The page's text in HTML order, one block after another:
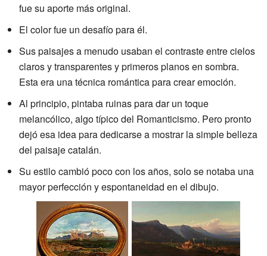
fue su aporte más original.
El color fue un desafío para él.
Sus paisajes a menudo usaban el contraste entre cielos
claros y transparentes y primeros planos en sombra.
Esta era una técnica romántica para crear emoción.
Al principio, pintaba ruinas para dar un toque
melancólico, algo típico del Romanticismo. Pero pronto
dejó esa idea para dedicarse a mostrar la simple belleza
del paisaje catalán.
Su estilo cambió poco con los años, solo se notaba una
mayor perfección y espontaneidad en el dibujo.